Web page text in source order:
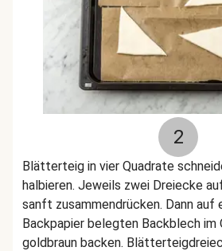
2
Blätterteig in vier Quadrate
halbieren. Jeweils zwei Dreiecke
sanft zusammendrücken. Dann auf
Backpapier belegten Backblech im
goldbraun backen.